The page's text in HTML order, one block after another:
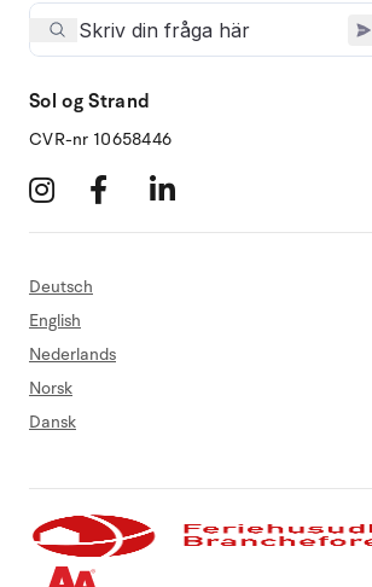
Sol og Strand
CVR-nr 10658446
Deutsch
English
Nederlands
Norsk
Dansk